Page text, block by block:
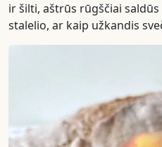
ir šilti, aštrūs rūgščiai
stalelio, ar kaip užkandis